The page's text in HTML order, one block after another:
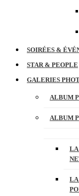
SOIRÉES &
STAR & PEOPLE
GALERIES
ALBUM
ALBUM
LA
LA